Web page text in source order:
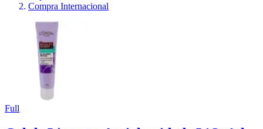
Compra Internacional
Full